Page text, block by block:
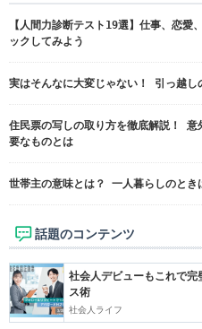
【人間力診断テスト19選】仕事、恋
ックしてみよう
実はそんなに大変じゃない！ 引っ越し
住民票の写しの取り方を徹底解説！ 意
要なものとは
世帯主の意味とは？ 一人暮らしのとき
話題のコンテンツ
社会人デビューもこれで
ス術
社会人ライフ